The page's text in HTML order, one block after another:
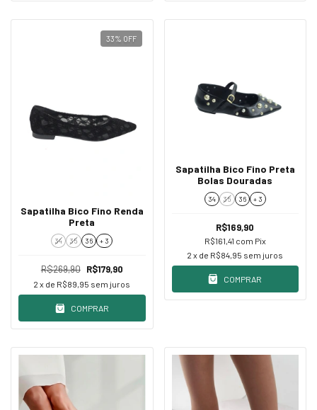
33% OFF
Sapatilha Bico Fino Renda
Preta
34 35 36 + 3
R$269,90 R$179,90
2 x de R$89,95 sem juros
COMPRAR
Sapatilha Bico Fino Preta
Bolas Douradas
34 35 36 + 3
R$169,90
R$161,41 com Pix
2 x de R$84,95 sem juros
COMPRAR